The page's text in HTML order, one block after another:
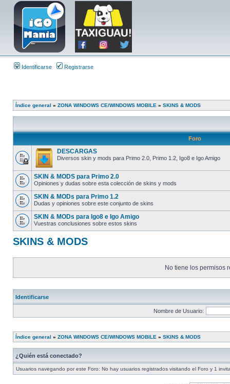
Identificarse Registrarse
Índice general » ZONA WINDOWS CE/WINDOWS MOBILE » SKINS & MODS
Foro
DESCARGAS
Diversos skin y mods para Primo 2.0, Primo 1.2, Igo8 e Igo Amigo
SKIN & MODS para Primo 2.0
Opiniones y dudas sobre esta colección de skins y mods
SKIN & MODs para Primo 1.2
Dudas y opiniones sobre este conjunto de skins
SKIN & MODs para Igo8 e Igo Amigo
Vuestras conclusiones sobre estos skins
SKINS & MODS
No tiene los permisos
Identificarse
Nombre de Usuario:
Índice general » ZONA WINDOWS CE/WINDOWS MOBILE » SKINS & MODS
¿Quién está conectado?
Usuarios navegando por este Foro: No hay usuarios registrados visitando el Foro y 1